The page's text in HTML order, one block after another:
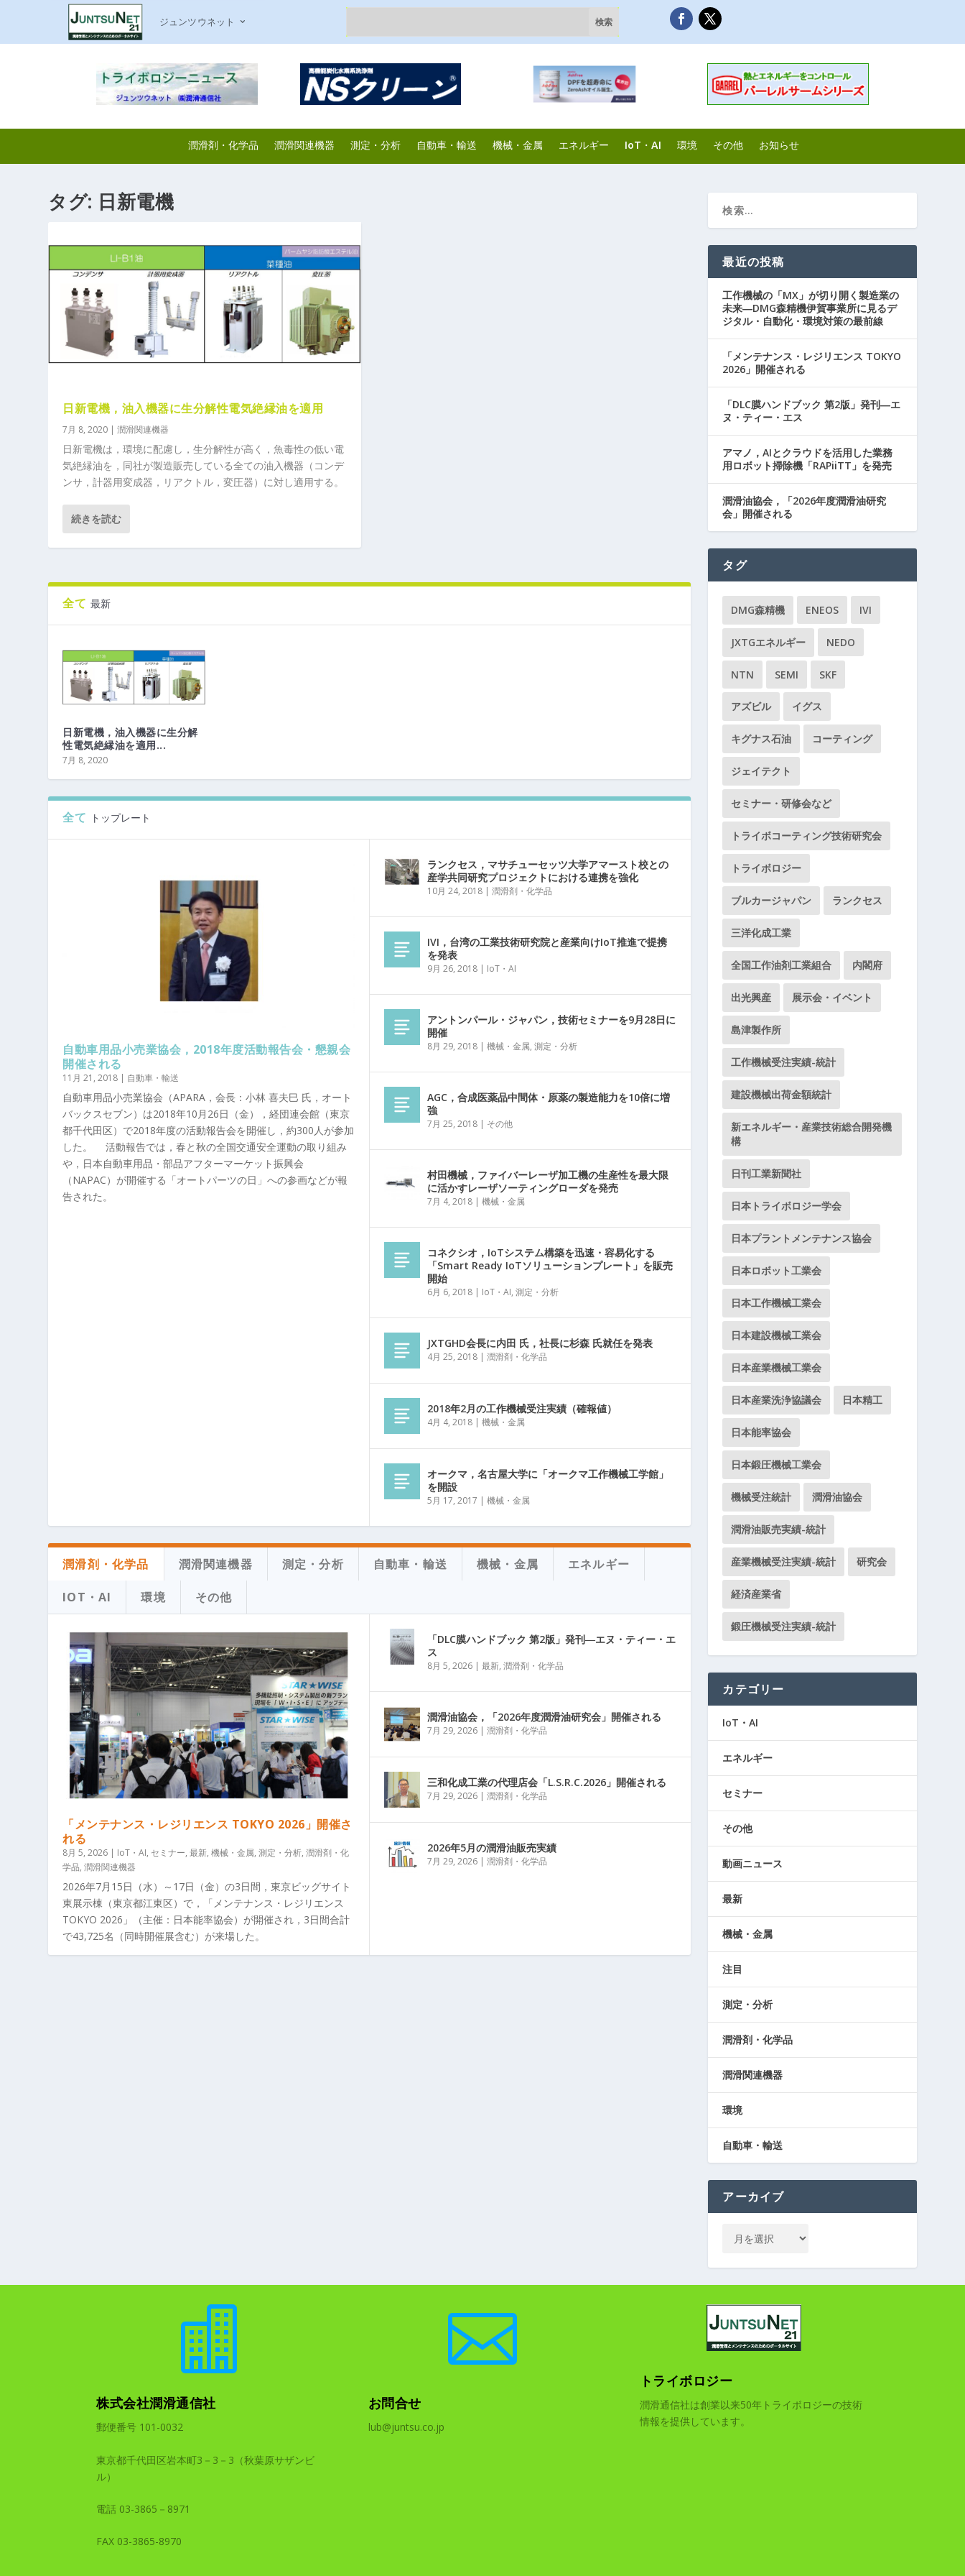
ジュンツウネット
潤滑剤・化学品 潤滑関連機器 測定・分析 自動車・輸送 機械・金属 エネルギー IoT・AI 環境 その他 お知らせ
タグ: 日新電機
日新電機，油入機器に生分解性電気絶縁油を適用
7月 8, 2020 |潤滑関連機器
日新電機は，環境に配慮し，生分解性が高く，魚毒性の低い電
気絶縁油を，同社が製造販売している全ての油入機器（コンデ
ンサ，計器用変成器，リアクトル，変圧器）に対し適用する。
続きを読む
全て 最新
日新電機，油入機器に生分解
性電気絶縁油を適用...
7月 8, 2020
全て トップレート
自動車用品小売業協会，2018年度活動報告会・懇親会
開催される
11月 21, 2018 | 自動車・輸送
自動車用品小売業協会（APARA，会長：小林 喜夫巳 氏，オート
バックスセブン）は2018年10月26日（金），経団連会館（東京
都千代田区）で2018年度の活動報告会を開催し，約300人が参加
した。 活動報告では，春と秋の全国交通安全運動の取り組み
や，日本自動車用品・部品アフターマーケット振興会
（NAPAC）が開催する「オートパーツの日」への参画などが報
告された。
ランクセス，マサチューセッツ大学アマースト校との
産学共同研究プロジェクトにおける連携を強化
10月 24, 2018| 潤滑剤・化学品
IVI，台湾の工業技術研究院と産業向けIoT推進で提携
を発表
9月 26, 2018| IoT・AI
アントンパール・ジャパン，技術セミナーを9月28日に
開催
8月 29, 2018| 機械・金属, 測定・分析
AGC，合成医薬品中間体・原薬の製造能力を10倍に増
強
7月 25, 2018| その他
村田機械，ファイバーレーザ加工機の生産性を最大限
に活かすレーザソーティングローダを発売
7月 4, 2018| 機械・金属
コネクシオ，IoTシステム構築を迅速・容易化する
「Smart Ready IoTソリューションプレート」を販売
開始
6月 6, 2018| IoT・AI, 測定・分析
JXTGHD会長に内田 氏，社長に杉森 氏就任を発表
4月 25, 2018| 潤滑剤・化学品
2018年2月の工作機械受注実績（確報値）
4月 4, 2018| 機械・金属
オークマ，名古屋大学に「オークマ工作機械工学館」
を開設
5月 17, 2017 | 機械・金属
潤滑剤・化学品 潤滑関連機器 測定・分析 自動車・輸送 機械・金属 エネルギー
IOT・AI 環境 その他
「メンテナンス・レジリエンス TOKYO 2026」開催さ
れる
8月 5, 2026 | IoT・AI, セミナー,最新,機械・金属,測定・分析,潤滑剤・化
学品,潤滑関連機器
2026年7月15日（水）～17日（金）の3日間，東京ビッグサイト
東展示棟（東京都江東区）で，「メンテナンス・レジリエンス
TOKYO 2026」（主催：日本能率協会）が開催され，3日間合計
で43,725名（同時開催展含む）が来場した。
「DLC膜ハンドブック 第2版」発刊―エヌ・ティー・エ
ス
8月 5, 2026| 最新, 潤滑剤・化学品
潤滑油協会，「2026年度潤滑油研究会」開催される
7月 29, 2026| 潤滑剤・化学品
三和化成工業の代理店会「L.S.R.C.2026」開催される
7月 29, 2026| 潤滑剤・化学品
2026年5月の潤滑油販売実績
7月 29, 2026| 潤滑剤・化学品
最近の投稿
工作機械の「MX」が切り開く製造業の
未来―DMG森精機伊賀事業所に見るデ
ジタル・自動化・環境対策の最前線
「メンテナンス・レジリエンス TOKYO
2026」開催される
「DLC膜ハンドブック 第2版」発刊―エ
ヌ・ティー・エス
アマノ，AIとクラウドを活用した業務
用ロボット掃除機「RAPiiTT」を発売
潤滑油協会，「2026年度潤滑油研究
会」開催される
タグ
DMG森精機 ENEOS IVI
JXTGエネルギー NEDO
NTN SEMI SKF
アズビル イグス
キグナス石油 コーティング
ジェイテクト
セミナー・研修会など
トライボコーティング技術研究会
トライボロジー
ブルカージャパン ランクセス
三洋化成工業
全国工作油剤工業組合 内閣府
出光興産 展示会・イベント
島津製作所
工作機械受注実績-統計
建設機械出荷金額統計
新エネルギー・産業技術総合開発機
構
日刊工業新聞社
日本トライボロジー学会
日本プラントメンテナンス協会
日本ロボット工業会
日本工作機械工業会
日本建設機械工業会
日本産業機械工業会
日本産業洗浄協議会 日本精工
日本能率協会
日本鍛圧機械工業会
機械受注統計 潤滑油協会
潤滑油販売実績-統計
産業機械受注実績-統計 研究会
経済産業省
鍛圧機械受注実績-統計
カテゴリー
IoT・AI
エネルギー
セミナー
その他
動画ニュース
最新
機械・金属
注目
測定・分析
潤滑剤・化学品
潤滑関連機器
環境
自動車・輸送
アーカイブ

株式会社潤滑通信社
郵便番号 101-0032
東京都千代田区岩本町3－3－3（秋葉原サザンビ
ル）
電話 03-3865－8971
FAX 03-3865-8970

お問合せ
lub@juntsu.co.jp
トライボロジー
潤滑通信社は創業以来50年トライボロジーの技術
情報を提供しています。